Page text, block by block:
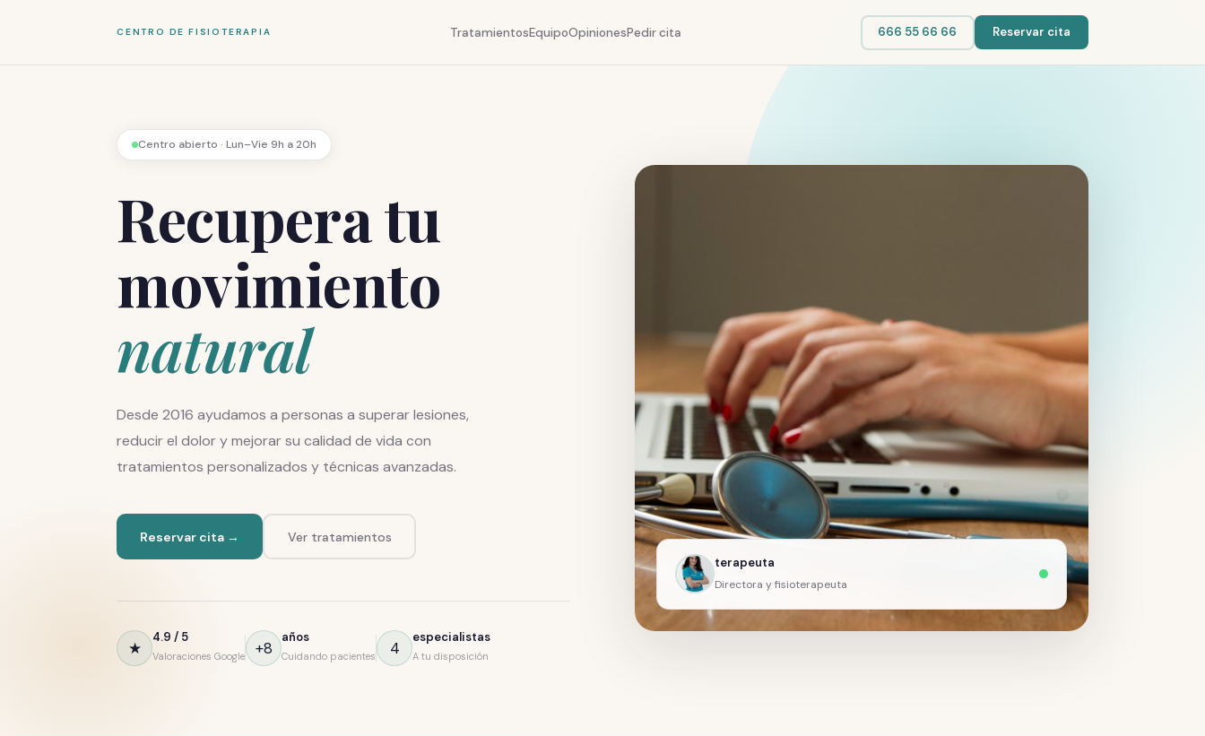
CENTRO DE FISIOTERAPIA TratamientosEquipoOpinionesPedir cita 666 55 66 66 Reservar cita
Centro abierto · Lun–Vie 9h a 20h
Recupera tu
movimiento
natural
Desde 2016 ayudamos a personas a superar lesiones,
reducir el dolor y mejorar su calidad de vida con
tratamientos personalizados y técnicas avanzadas.
Reservar cita → Ver tratamientos
★
4.9 / 5
Valoraciones Google +8
años
Cuidando pacientes 4
especialistas
A tu disposición
terapeuta
Directora y fisioterapeuta